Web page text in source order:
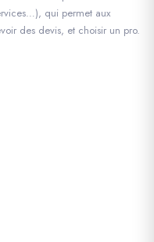
qui permet aux
des devis, et choisir un pro.